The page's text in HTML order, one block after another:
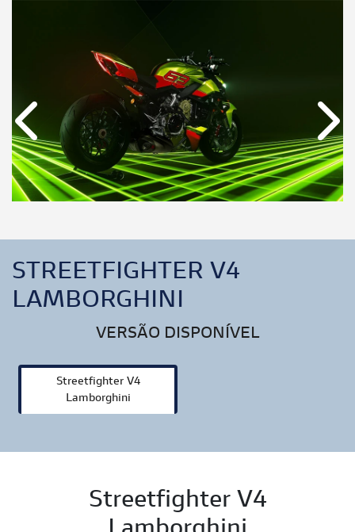
Anterior
STREETFIGHTER V4
LAMBORGHINI
VERSÃO DISPONÍVEL
Streetfighter V4
Lamborghini
Streetfighter V4